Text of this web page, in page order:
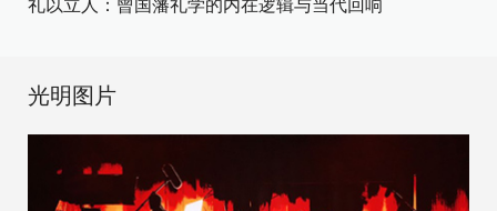
礼以立人：曾国藩礼学的内在逻辑与当代回响
光明图片